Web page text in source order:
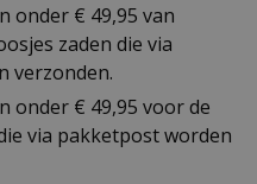
onder € 49,95 van
zaden die via
verzonden.
onder € 49,95 voor de
via pakketpost worden